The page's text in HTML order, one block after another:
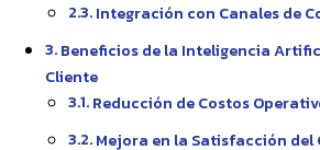
Integración con Canales de
Beneficios de la Inteligencia
Cliente
Reducción de Costos
Mejora en la Satisfacción del